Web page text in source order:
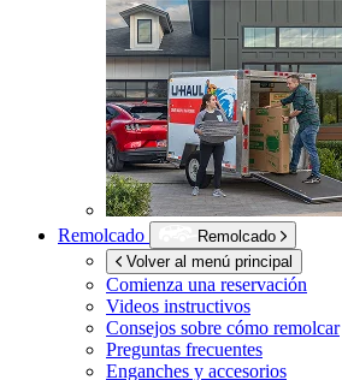
Remolcado
Remolcado
Volver al menú principal
Comienza una reservación
Videos instructivos
Consejos sobre cómo remolcar
Preguntas frecuentes
Enganches y accesorios